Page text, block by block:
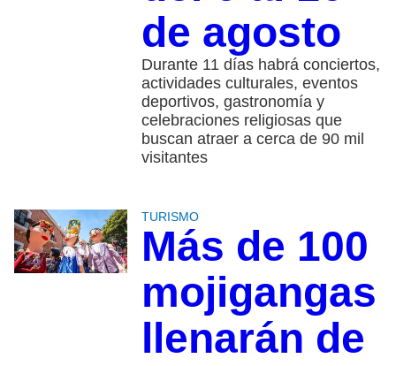
de agosto
Durante 11 días habrá conciertos,
actividades culturales, eventos
deportivos, gastronomía y
celebraciones religiosas que
buscan atraer a cerca de 90 mil
visitantes
TURISMO
Más de 100
mojigangas
llenarán de